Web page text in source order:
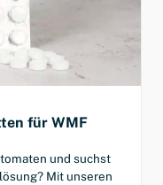
für WMF
und suchst
Mit unseren